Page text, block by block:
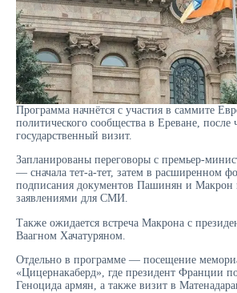
Программа начнётся с участия в саммите
политического сообщества в Ереване, после
государственный визит.
Запланированы переговоры с премьер-
— сначала тет-а-тет, затем в расширенном
подписания документов Пашинян и Макрон
заявлениями для СМИ.
Также ожидается встреча Макрона с
Ваагном Хачатуряном.
Отдельно в программе — посещение
«Цицернакаберд», где президент Франции
Геноцида армян, а также визит в